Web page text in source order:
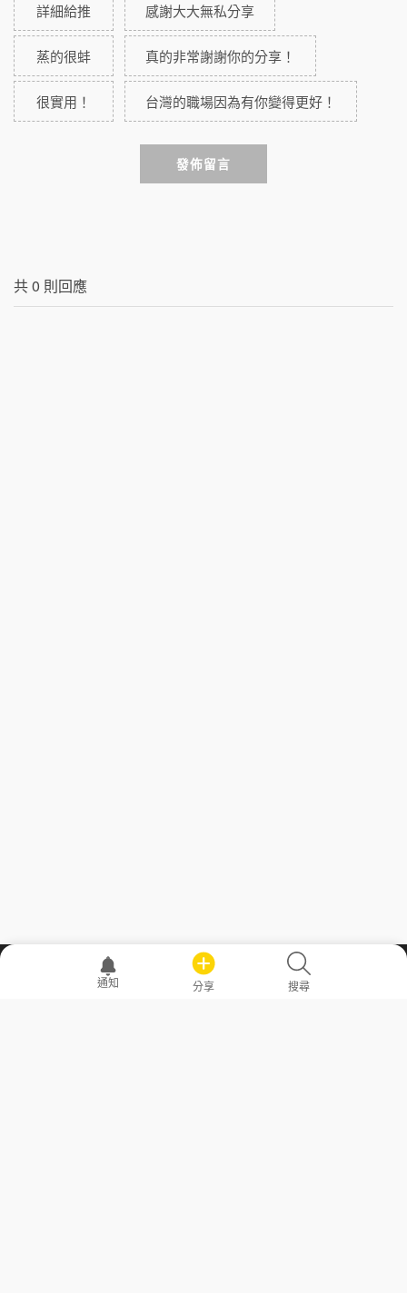
詳細給推 感謝大大無私分享
蒸的很蚌 真的非常謝謝你的分享！
很實用！ 台灣的職場因為有你變得更好！
發佈留言
共0 則回應
職場透明化運動
通知 分享 搜尋